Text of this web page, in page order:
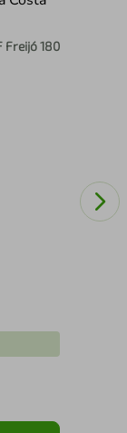
Freijó 180